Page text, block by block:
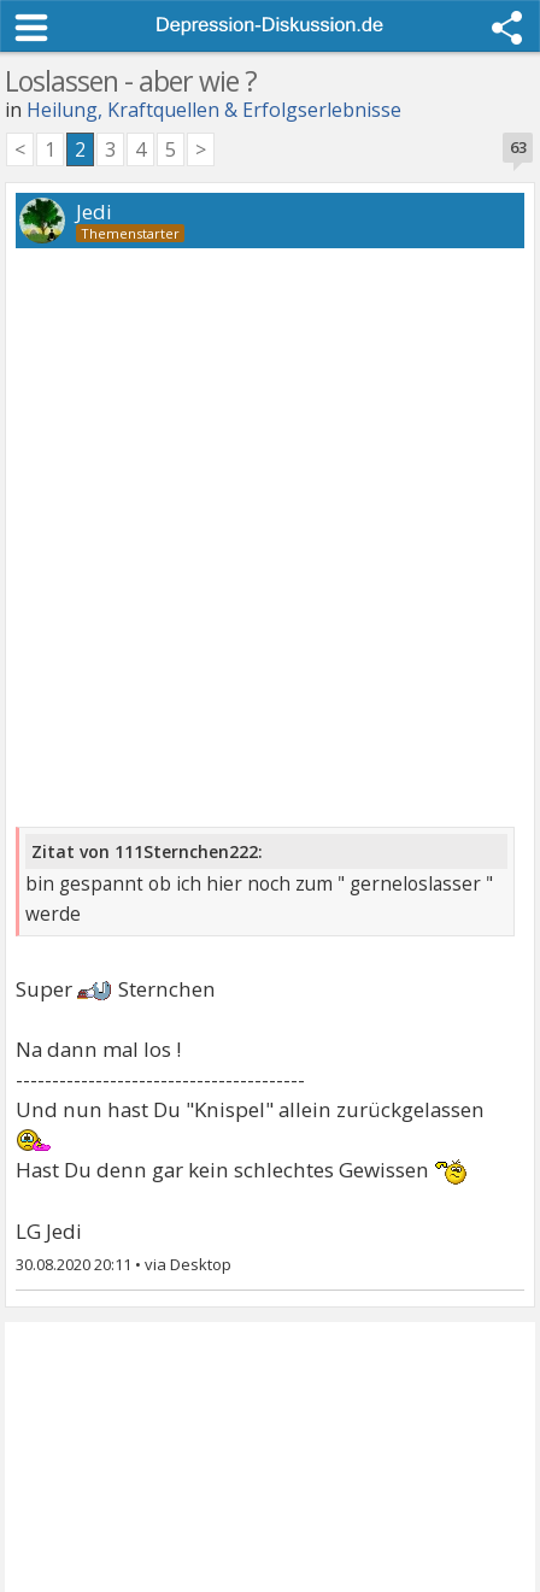
Loslassen - aber wie ?
in Heilung, Kraftquellen & Erfolgserlebnisse
63
< 1 2 3 4 5 >
Jedi
Zitat von 111Sternchen222:
bin gespannt ob ich hier noch zum " gerneloslasser "
werde
Super Sternchen
Na dann mal los !
----------------------------------------
Und nun hast Du "Knispel" allein zurückgelassen
Hast Du denn gar kein schlechtes Gewissen
LG Jedi
30.08.2020 20:11 •